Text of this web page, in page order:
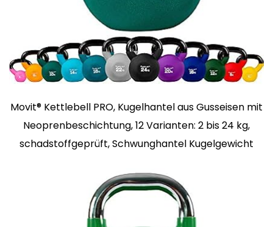
Movit® Kettlebell PRO, Kugelhantel aus Gusseisen mit
Neoprenbeschichtung, 12 Varianten: 2 bis 24 kg,
schadstoffgeprüft, Schwunghantel Kugelgewicht